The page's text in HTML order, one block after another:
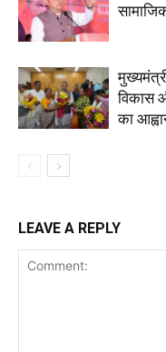
विकास
का
LEAVE A REPLY